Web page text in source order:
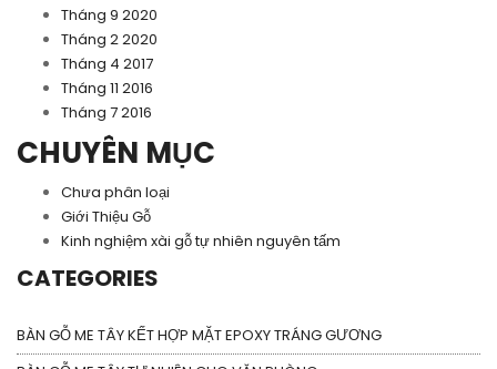
Tháng 9 2020
Tháng 2 2020
Tháng 4 2017
Tháng 11 2016
Tháng 7 2016
CHUYÊN MỤC
Chưa phân loại
Giới Thiệu Gỗ
Kinh nghiệm xài gỗ tự nhiên nguyên tấm
CATEGORIES
BÀN GỖ ME TÂY KẾT HỢP MẶT EPOXY TRÁNG GƯƠNG